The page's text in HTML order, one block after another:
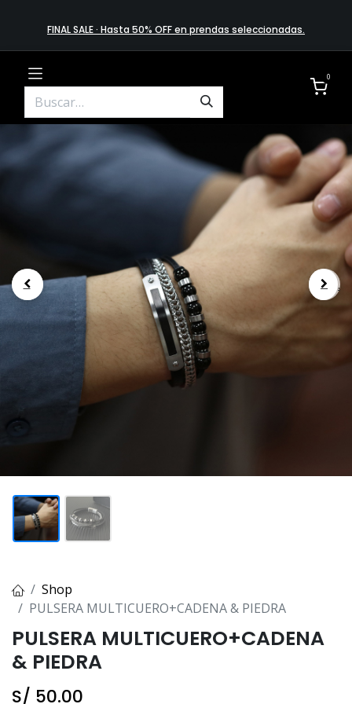
FINAL SALE · Hasta 50% OFF en prendas​ selecciona​das.
0
.
Shop
PULSERA MULTICUERO+CADENA & PIEDRA
PULSERA MULTICUERO+CADENA
& PIEDRA
S/ 50.00